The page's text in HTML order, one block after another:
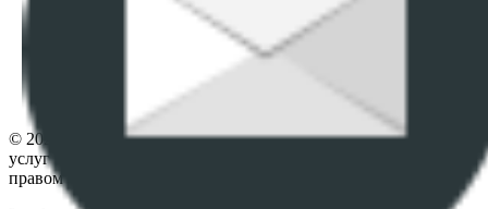
ПОЛОЖЕНИЕ О ПОЛИТИКЕ ОБРАБОТКИ COOKIE-
Настройки cookie-файлов
© 2026 Республиканское унитарное предприятие по оказанию
услуг "БелЮрОбеспечение" - Все права защищены авторским
правом